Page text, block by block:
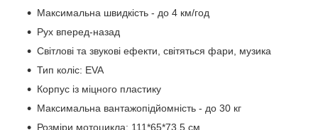
Максимальна швидкість - до 4 км/год
Рух вперед-назад
Світлові та звукові ефекти, світяться фари, музика
Тип коліс: EVA
Корпус із міцного пластику
Максимальна вантажопідйомність - до 30 кг
Розміри мотоцикла: 111*65*73.5 см